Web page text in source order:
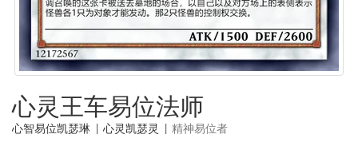
心灵王车易位法师
心智易位凯瑟琳 | 心灵凯瑟灵 | 精神易位者